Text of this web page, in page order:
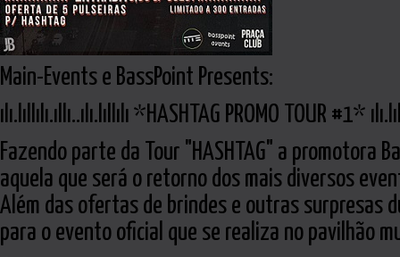
Main-Events e BassPoint Presents:
ılı.lıllılı.ıllı..ılı.lıllılı *HASHTAG PROMO TOUR #1*
Fazendo parte da Tour "HASHTAG" a promotora
aquela que será o retorno dos mais diversos
Além das ofertas de brindes e outras surpresas
para o evento oficial que se realiza no pavilhão